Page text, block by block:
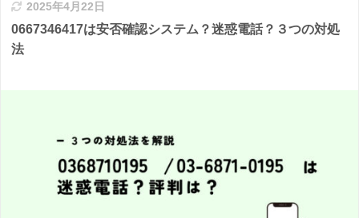
2025年4月22日
0667346417は安否確認システム？迷惑電話？３つの対処
法